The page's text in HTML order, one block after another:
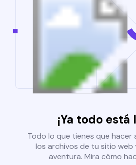
¡Ya todo está
Todo lo que tienes que hacer
los archivos de tu sitio web
aventura. Mira cómo